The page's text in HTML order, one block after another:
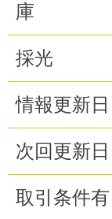
庫
採光
情報更新日
次回更新日
取引条件有